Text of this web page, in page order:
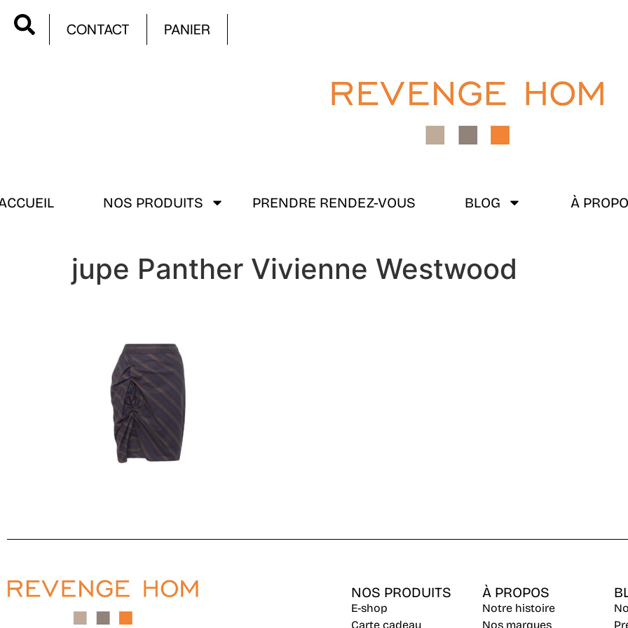
CONTACT PANIER
NOS PRODUITS PRENDRE RENDEZ-VOUS BLOG À
jupe Panther Vivienne Westwood
NOS PRODUITS
E-shop
Carte cadeau
À PROPOS
Notre histoire
Nos marques